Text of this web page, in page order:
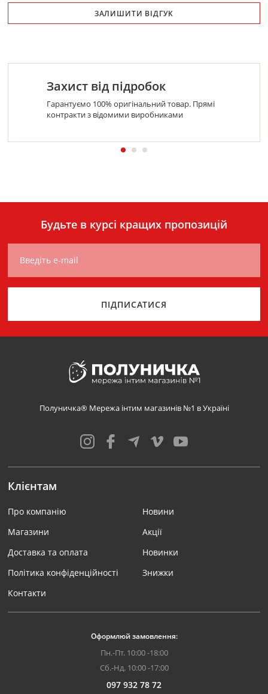
ЗАЛИШИТИ ВІДГУК
Захист від підробок
Гарантуємо 100% оригінальний товар. Прямі
контракти з відомими виробниками
Будьте в курсі кращих пропозицій
Введіть e-mail
ПІДПИСАТИСЯ
Полуничка® Мережа інтим магазинів №1 в Україні
Клієнтам
Про компанію
Магазини
Доставка та оплата
Політика конфіденційності
Контакти
Новини
Акції
Новинки
Знижки
Оформлюй замовлення:
Пн.-Пт. 10:00 -18:00
Сб.-Нд. 10:00 -17:00
097 932 78 72